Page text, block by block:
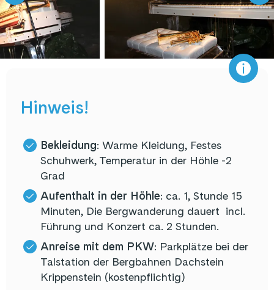
Hinweis!
Bekleidung: Warme Kleidung, Festes
Schuhwerk, Temperatur in der Höhle -2
Grad
Aufenthalt in der Höhle: ca. 1, Stunde 15
Minuten, Die Bergwanderung dauert incl.
Führung und Konzert ca. 2 Stunden.
Anreise mit dem PKW: Parkplätze bei der
Talstation der Bergbahnen Dachstein
Krippenstein (kostenpflichtig)